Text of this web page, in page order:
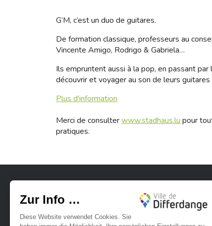
G’M, c’est un duo de guitares.
De formation classique, professeurs au
Vincente Amigo, Rodrigo & Gabriela…
Ils empruntent aussi à la pop, en passant
découvrir et voyager au son de leurs guitares
Plus d'information
Merci de consulterwww.stadhaus.lu pour
pratiques.